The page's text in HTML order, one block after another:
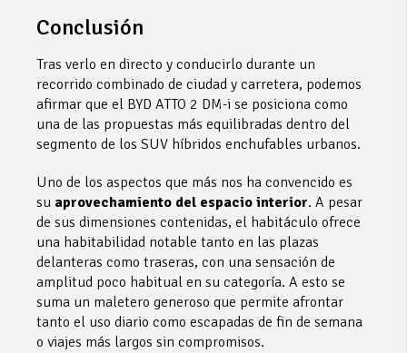
Conclusión
Tras verlo en directo y conducirlo durante un
recorrido combinado de ciudad y carretera, podemos
afirmar que el BYD ATTO 2 DM-i se posiciona como
una de las propuestas más equilibradas dentro del
segmento de los SUV híbridos enchufables urbanos.
Uno de los aspectos que más nos ha convencido es
su aprovechamiento del espacio interior. A pesar
de sus dimensiones contenidas, el habitáculo ofrece
una habitabilidad notable tanto en las plazas
delanteras como traseras, con una sensación de
amplitud poco habitual en su categoría. A esto se
suma un maletero generoso que permite afrontar
tanto el uso diario como escapadas de fin de semana
o viajes más largos sin compromisos.